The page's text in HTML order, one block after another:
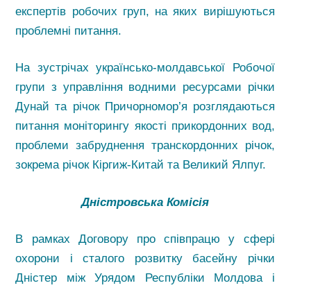
експертів робочих груп, на яких вирішуються
проблемні питання.
На зустрічах українсько-молдавської Робочої
групи з управління водними ресурсами річки
Дунай та річок Причорномор’я розглядаються
питання моніторингу якості прикордонних вод,
проблеми забруднення транскордонних річок,
зокрема річок Кіргиж-Китай та Великий Ялпуг.
Дністровська Комісія
В рамках Договору про співпрацю у сфері
охорони і сталого розвитку басейну річки
Дністер між Урядом Республіки Молдова і